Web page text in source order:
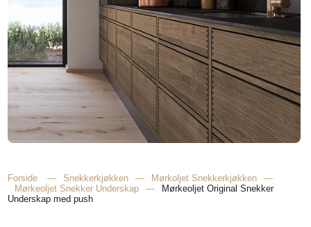
Forside — Snekkerkjøkken — Mørkoljet Snekkerkjøkken
—
Mørkeoljet Snekker Underskap
—
Mørkeoljet Original Snekker
Underskap med push